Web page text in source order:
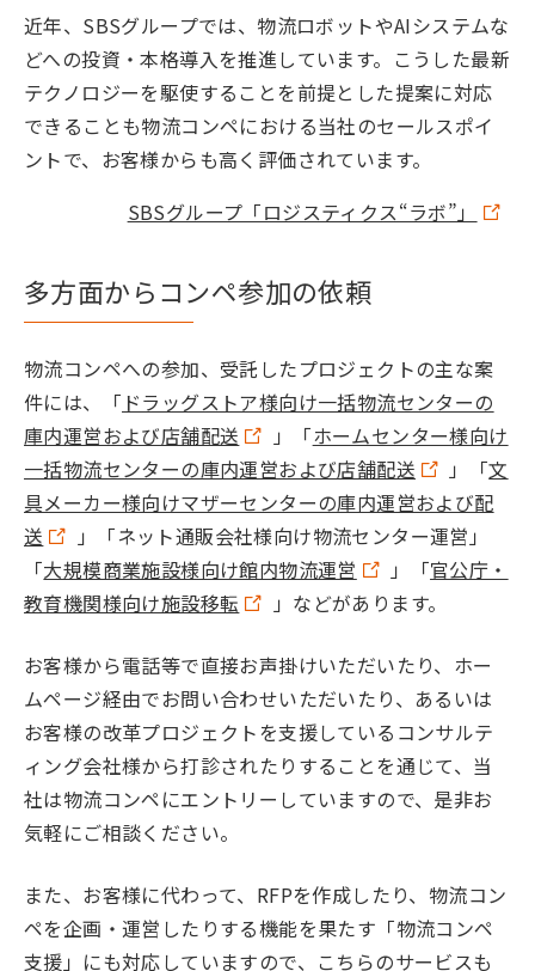
近年、SBSグループでは、物流ロボットやAIシステムな
どへの投資・本格導入を推進しています。こうした最新
テクノロジーを駆使することを前提とした提案に対応
できることも物流コンペにおける当社のセールスポイ
ントで、お客様からも高く評価されています。
SBSグループ「ロジスティクス“ラボ”」
多方面からコンペ参加の依頼
物流コンペへの参加、受託したプロジェクトの主な案
件には、「 ドラッグストア様向け一括物流センターの
庫内運営および店舗配送
」「ホームセンター様向け
一括物流センターの庫内運営および店舗配送
」「文
具メーカー様向けマザーセンターの庫内運営および配
送
」「ネット通販会社様向け物流センター運営」
「大規模商業施設様向け館内物流運営 」「官公庁・
教育機関様向け施設移転
」などがあります。
お客様から電話等で直接お声掛けいただいたり、ホー
ムページ経由でお問い合わせいただいたり、あるいは
お客様の改革プロジェクトを支援しているコンサルテ
ィング会社様から打診されたりすることを通じて、当
社は物流コンペにエントリーしていますので、是非お
気軽にご相談ください。
また、お客様に代わって、RFPを作成したり、物流コン
ペを企画・運営したりする機能を果たす「物流コンペ
支援」にも対応していますので、こちらのサービスも